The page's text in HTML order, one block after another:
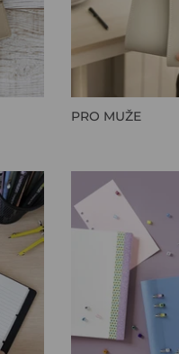
PRO MUŽE